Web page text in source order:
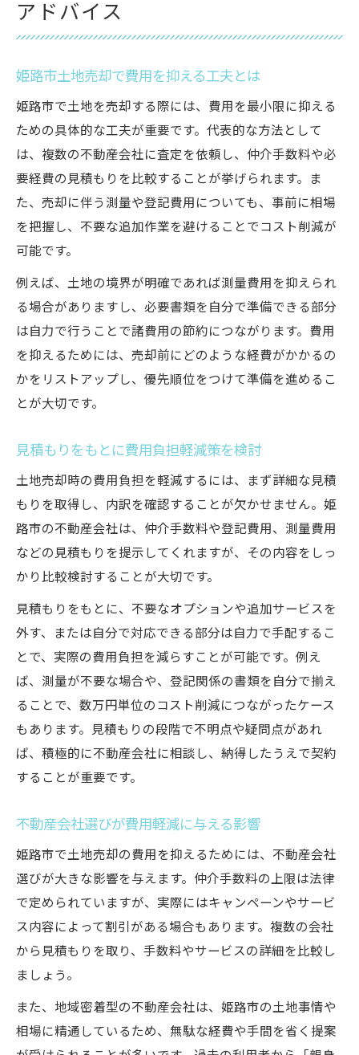
アドバイス
姫路市土地売却で費用を抑える工夫とは
姫路市で土地を売却する際には、費用を最小限に抑える
ための具体的な工夫が重要です。代表的な方法として
は、複数の不動産会社に査定を依頼し、仲介手数料や必
要経費の見積もりを比較することが挙げられます。ま
た、売却に伴う測量や登記費用についても、事前に相場
を把握し、不要な追加作業を避けることでコスト削減が
可能です。
例えば、土地の境界が明確であれば測量費用を抑えられ
る場合がありますし、必要書類を自分で準備できる部分
は自力で行うことで諸費用の節約につながります。費用
を抑えるためには、売却前にどのような経費がかかるの
かをリストアップし、優先順位をつけて準備を進めるこ
とが大切です。
見積もりをもとに費用負担軽減策を検討
土地売却時の費用負担を軽減するには、まず詳細な見積
もりを取得し、内訳を確認することが欠かせません。姫
路市の不動産会社は、仲介手数料や登記費用、測量費用
などの見積もりを提示してくれますが、その内容をしっ
かり比較検討することが大切です。
見積もりをもとに、不要なオプションや追加サービスを
外す、または自分で対応できる部分は自力で手配するこ
とで、実際の費用負担を減らすことが可能です。例え
ば、測量が不要な場合や、登記関係の書類を自分で揃え
ることで、数万円単位のコスト削減につながったケース
もあります。見積もりの段階で不明点や疑問点があれ
ば、積極的に不動産会社に相談し、納得したうえで契約
することが重要です。
不動産会社選びが費用軽減に与える影響
姫路市で土地売却の費用を抑えるためには、不動産会社
選びが大きな影響を与えます。仲介手数料の上限は法律
で定められていますが、実際にはキャンペーンやサービ
ス内容によって割引がある場合もあります。複数の会社
から見積もりを取り、手数料やサービスの詳細を比較し
ましょう。
また、地域密着型の不動産会社は、姫路市の土地事情や
相場に精通しているため、無駄な経費や手間を省く提案